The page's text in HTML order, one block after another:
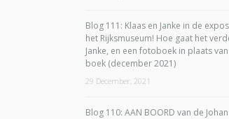
Blog 111: Klaas en Janke in de
het Rijksmuseum! Hoe gaat het
Janke, en een fotoboek in plaats van
boek (december 2021)
29 December, 2021
Blog 110: AAN BOORD van de